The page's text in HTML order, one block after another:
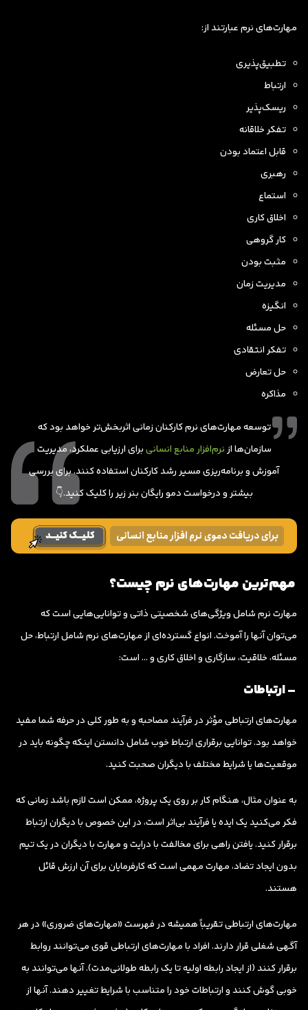
مهارت‌های نرم عبارتند از:
تطبیق‌پذیری
ارتباط
ریسک‌پذیر
تفکر خلاقانه
قابل اعتماد بودن
رهبری
استماع
اخلاق کاری
کار گروهی
مثبت بودن
مدیریت زمان
انگیزه
حل مسئله
تفکر انتقادی
حل تعارض
مذاکره
توسعه مهارت‌های نرم کارکنان زمانی اثربخش‌تر خواهد بود که
سازمان‌ها از نرم‌افزار منابع انسانیبرای ارزیابی عملکرد، مدیریت
آموزش و برنامه‌ریزی مسیر رشد کارکنان استفاده کنند. برای بررسی
بیشتر و درخواست دمو رایگان بنر زیر را کلیک کنید.👇
مهم‌ترین مهارت‌های نرم چیست؟
مهارت نرم شامل ویژگی‌های شخصیتی ذاتی و توانایی‌هایی است که
می‌توان آنها را آموخت. انواع گسترده‌ای از مهارت‌های نرم شامل ارتباط، حل
مسئله، خلاقیت، سازگاری و اخلاق کاری و … است:
– ارتباطات
مهارت‌های ارتباطی مؤثر در فرآیند مصاحبه و به طور کلی در حرفه شما مفید
خواهد بود. توانایی برقراری ارتباط خوب شامل دانستن اینکه چگونه باید در
موقعیت‌ها یا شرایط مختلف با دیگران صحبت کنید.
به عنوان مثال، هنگام کار بر روی یک پروژه، ممکن است لازم باشد زمانی که
فکر می‌کنید یک ایده یا فرآیند بی‌اثر است، در این خصوص با دیگران ارتباط
برقرار کنید. یافتن راهی برای مخالفت با درایت و مهارت با دیگران در یک تیم
بدون ایجاد تضاد، مهارت مهمی است که کارفرمایان برای آن ارزش قائل
هستند.
مهارت‌های ارتباطی تقریباً همیشه در فهرست «مهارت‌های ضروری» در هر
آگهی شغلی قرار دارند. افراد با مهارت‌های ارتباطی قوی می‌توانند روابط
برقرار کنند (از ایجاد رابطه اولیه تا یک رابطه طولانی‌مدت). آنها می‌توانند به
خوبی گوش کنند و ارتباطات خود را متناسب با شرایط تغییر دهند. آنها از